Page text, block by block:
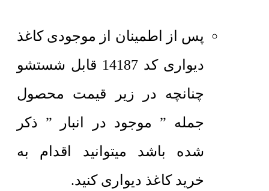
پس از اطمینان از موجودی کاغذ
دیواری کد 14187 قابل شستشو
چنانچه در زیر قیمت محصول
جمله ” موجود در انبار ” ذکر
شده باشد میتوانید اقدام به
خرید کاغذ دیواری کنید.